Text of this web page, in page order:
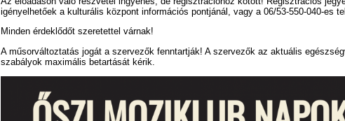
igényelhetőek a kulturális központ információs pontjánál, vagy a 06/53-550-040-es
Minden érdeklődőt szeretettel várnak!
A műsorváltoztatás jogát a szervezők fenntartják! A szervezők az aktuális
szabályok maximális betartását kérik.